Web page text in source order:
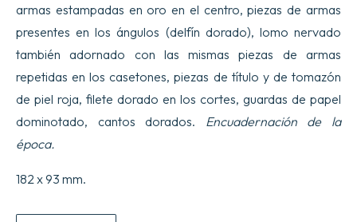
armas estampadas en oro en el centro, piezas de armas
presentes en los ángulos (delfín dorado), lomo nervado
también adornado con las mismas piezas de armas
repetidas en los casetones, piezas de título y de tomazón
de piel roja, filete dorado en los cortes, guardas de papel
dominotado, cantos dorados. Encuadernación de la
época.
182 x 93 mm.